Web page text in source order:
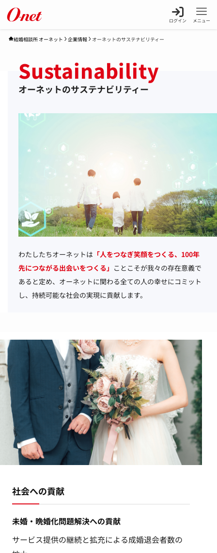
ログイン メニュー
結婚相談所 オーネット 企業情報 オーネットのサステナビリティー
Sustainability
オーネットのサステナビリティー
わたしたちオーネットは 「人をつなぎ笑顔をつくる、100年
先につながる出会いをつくる」 ことこそが我々の存在意義で
あると定め、オーネットに関わる全ての人の幸せにコミット
し、持続可能な社会の実現に貢献します。
社会への貢献
未婚・晩婚化問題解決への貢献
サービス提供の継続と拡充による成婚退会者数の